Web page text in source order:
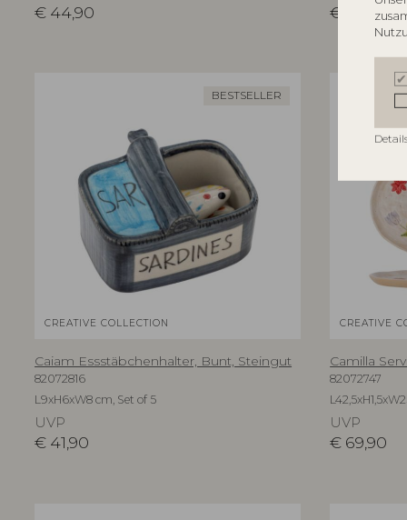
€ 44,90 € 54,90
BESTSELLER
CREATIVE COLLECTION
Caiam Essstäbchenhalter, Bunt, Steingut
82072816
L9xH6xW8 cm, Set of 5
UVP
€ 41,90
CREATIVE
Camilla
82072747
UVP
€ 69,90